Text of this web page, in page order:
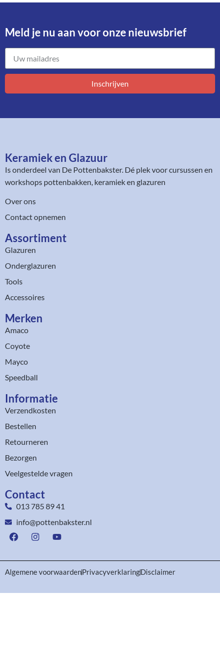
Meld je nu aan voor onze nieuwsbrief​
Inschrijven
Keramiek en Glazuur​
Is onderdeel van De Pottenbakster. Dé plek voor cursussen en
workshops pottenbakken, keramiek en glazuren
Over ons
Contact opnemen
Assortiment​
Glazuren
Onderglazuren
Tools
Accessoires
Merken
Amaco
Coyote
Mayco
Speedball
Informatie
Verzendkosten
Bestellen
Retourneren
Bezorgen
Veelgestelde vragen
Contact
013 785 89 41
info@pottenbakster.nl
Algemene voorwaardenPrivacyverklaringDisclaimer